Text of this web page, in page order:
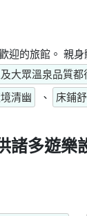
迎的旅館。 親
大眾溫泉品質都
清幽 、 床鋪
諸多遊樂